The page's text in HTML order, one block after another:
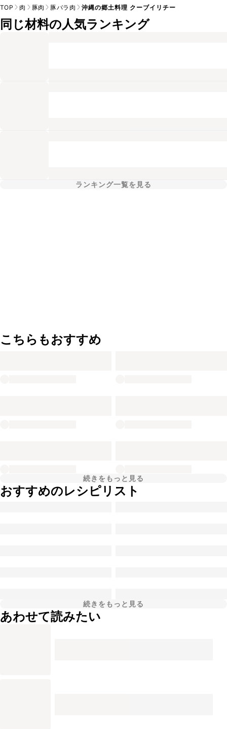
TOP 肉 豚肉 豚バラ肉 沖縄の郷土料理 クーブイリチー
同じ材料の人気ランキング
ランキング一覧を見る
こちらもおすすめ
続きをもっと見る
おすすめのレシピリスト
続きをもっと見る
あわせて読みたい